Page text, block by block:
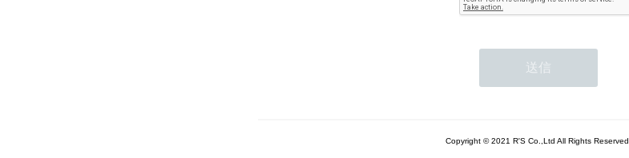
Copyright © 2021 R'S Co.,Ltd All Rights Reserved.